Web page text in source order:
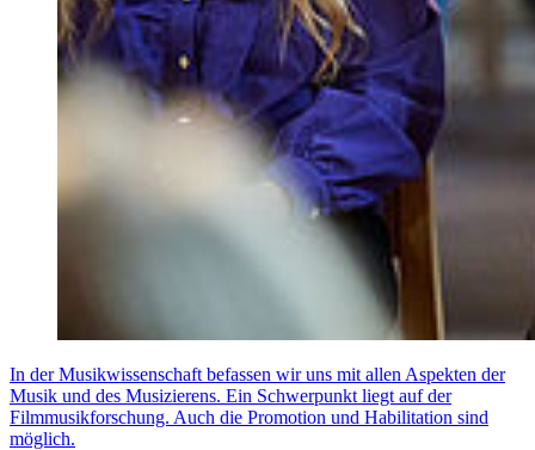
In der Musikwissenschaft befassen wir uns mit allen Aspekten der
Musik und des Musizierens. Ein Schwerpunkt liegt auf der
Filmmusikforschung. Auch die Promotion und Habilitation sind
möglich.